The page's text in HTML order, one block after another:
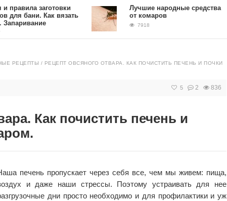
заготовки
бани. Как вязать
Лучшие народные средства
от комаров
7918
РЕЦЕПТЫ / РЕЦЕПТ ОВСЯНОГО ОТВАРА. КАК ПОЧИСТИТЬ ПЕЧЕНЬ И ПОЧКИ
5 2 836
Как почистить печень и
печень пропускает через себя все, чем мы живем: пища,
и даже наши стрессы. Поэтому устраивать для нее
дни просто необходимо и для профилактики и уж